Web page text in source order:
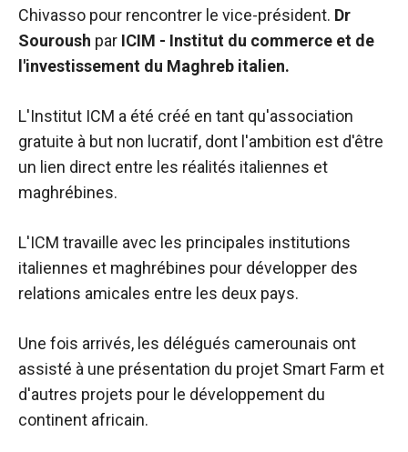
Chivasso pour rencontrer le vice-président. Dr
Souroush par ICIM - Institut du commerce et de
l'investissement du Maghreb italien.
L'Institut ICM a été créé en tant qu'association
gratuite à but non lucratif, dont l'ambition est d'être
un lien direct entre les réalités italiennes et
maghrébines.
L'ICM travaille avec les principales institutions
italiennes et maghrébines pour développer des
relations amicales entre les deux pays.
Une fois arrivés, les délégués camerounais ont
assisté à une présentation du projet Smart Farm et
d'autres projets pour le développement du
continent africain.
Nécessaire
Ces cookies ne
sont
nécessaires au
du site web.
Statistiques
Afin
d'améliorer la
fonctionnalité
du site web,
en fonction
de la manière
dont le site
est utilisé.